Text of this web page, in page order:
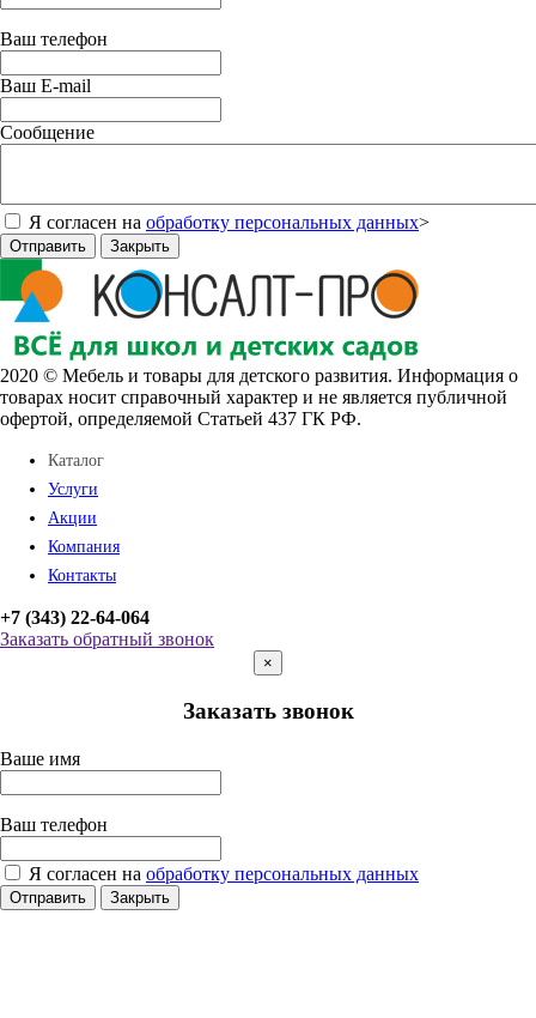
Ваш телефон
Ваш E-mail
Сообщение
Я согласен на обработку персональных данных>
Отправить Закрыть
2020 © Мебель и товары для детского развития. Информация о
товарах носит справочный характер и не является публичной
офертой, определяемой Статьей 437 ГК РФ.
Каталог
Услуги
Акции
Компания
Контакты
+7 (343) 22-64-064
Заказать обратный звонок
×
Заказать звонок
Ваше имя
Ваш телефон
Я согласен на обработку персональных данных
Отправить Закрыть